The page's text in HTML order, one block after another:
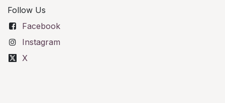
Follow Us
Facebook
Instagram
X